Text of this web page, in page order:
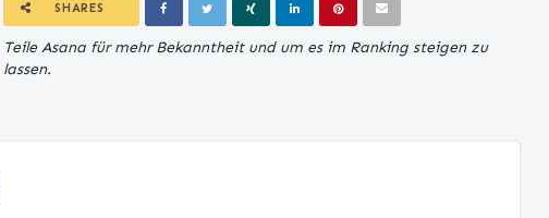
SHARES
Teile Asana für mehr Bekanntheit und um es im Ranking steigen zu
lassen.